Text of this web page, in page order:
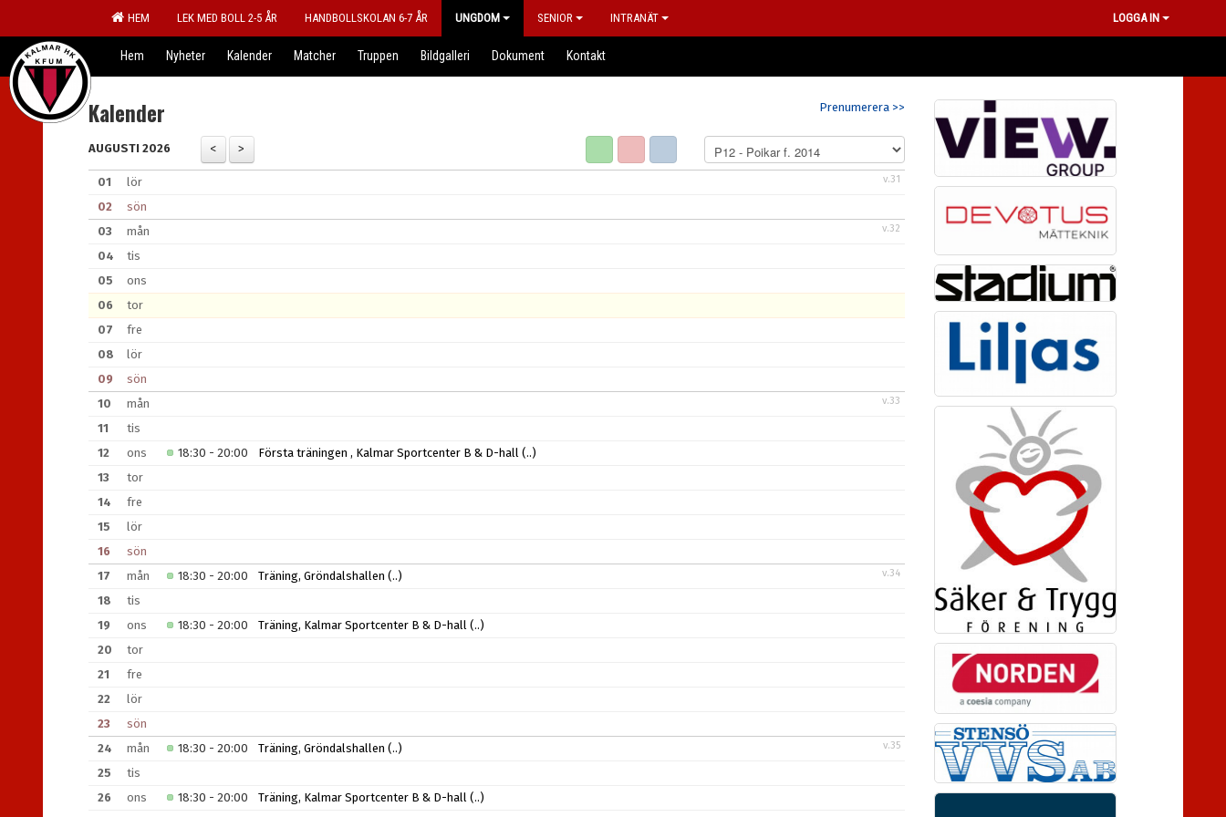
HEM LEK MED BOLL 2-5 ÅR HANDBOLLSKOLAN 6-7 ÅR UNGDOM SENIOR INTRANÄT LOGGA IN
Hem Nyheter Kalender Matcher Truppen Bildgalleri Dokument Kontakt
Prenumerera >>
Kalender
AUGUSTI 2026
v.31
01
lör
02
sön
v.32
03
mån
04
tis
05
ons
06
tor
07
fre
08
lör
09
sön
v.33
10
mån
11
tis
12
ons 18:30 - 20:00 Första träningen , Kalmar Sportcenter B & D-hall (..)
13
tor
14
fre
15
lör
16
sön
v.34
17 mån 18:30 - 20:00 Träning, Gröndalshallen (..)
18
tis
19
ons 18:30 - 20:00 Träning, Kalmar Sportcenter B & D-hall (..)
20
tor
21
fre
22
lör
23
sön
v.35
24 mån 18:30 - 20:00 Träning, Gröndalshallen (..)
25
tis
26
ons 18:30 - 20:00 Träning, Kalmar Sportcenter B & D-hall (..)